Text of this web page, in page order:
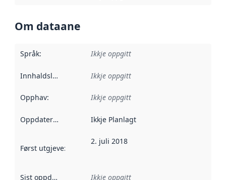
Om dataane
Språk: Ikkje oppgitt
Innhaldsleverandørar :
Ikkje oppgitt
Opphav: Ikkje oppgitt
Oppdateringsfrekvens :
Ikkje Planlagt
Først utgjeve: Denne datoen seier når dataa i dette
2. juli 2018
Sist oppdatert Ikkje oppgitt